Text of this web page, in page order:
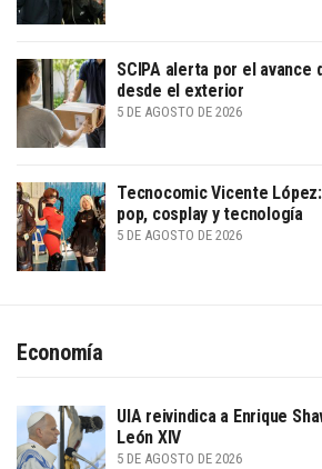
SCIPA alerta por el avance
desde el exterior
5 DE AGOSTO DE 2026
Tecnocomic Vicente
pop, cosplay y tecnología
5 DE AGOSTO DE 2026
Economía
UIA reivindica a Enrique
León XIV
5 DE AGOSTO DE 2026